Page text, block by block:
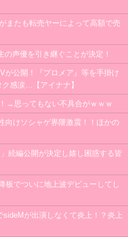
またも転売ヤーによって高額で売
の声優を引き継ぐことが決定！
が公開！『プロメア』等を手掛け
感涙…【アイナナ】
→思ってもない不具合がｗｗｗ
向けソシャゲ界隈激震！！ほかの
続編公開が決定し嬉し困惑する皆
板でついに地上波デビューしてし
sideMが出演しなくて炎上！？炎上